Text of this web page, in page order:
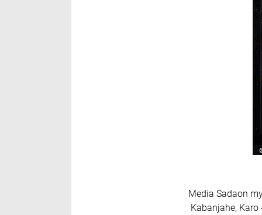
Media Sadaon
Kabanjahe,